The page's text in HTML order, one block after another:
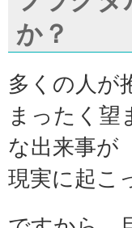
か？
多くの人が
まったく望
な出来事が
現実に起こ